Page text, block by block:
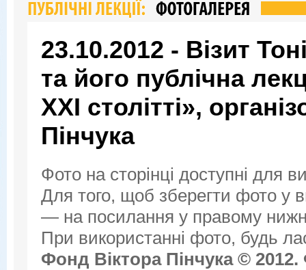
23.10.2012 - Візит
та його публічна
XXI столітті»,
Пінчука
Фото на сторінці доступні для
Для того, щоб зберегти фото у
— на посилання у правому
При використанні фото, будь
Фонд Віктора Пінчука ©